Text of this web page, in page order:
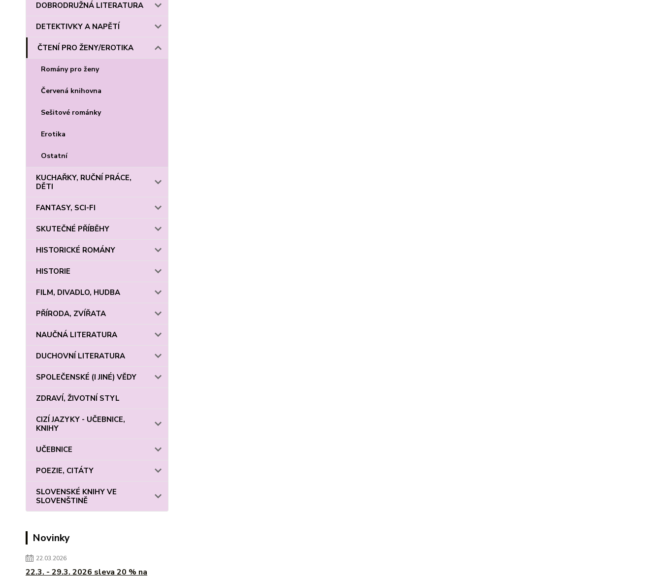
DOBRODRUŽNÁ LITERATURA
DETEKTIVKY A NAPĚTÍ
ČTENÍ PRO ŽENY/EROTIKA
Romány pro ženy
Červená knihovna
Sešitové románky
Erotika
Ostatní
KUCHAŘKY, RUČNÍ PRÁCE,
DĚTI
FANTASY, SCI-FI
SKUTEČNÉ PŘÍBĚHY
HISTORICKÉ ROMÁNY
HISTORIE
FILM, DIVADLO, HUDBA
PŘÍRODA, ZVÍŘATA
NAUČNÁ LITERATURA
DUCHOVNÍ LITERATURA
SPOLEČENSKÉ (I JINÉ) VĚDY
ZDRAVÍ, ŽIVOTNÍ STYL
CIZÍ JAZYKY - UČEBNICE,
KNIHY
UČEBNICE
POEZIE, CITÁTY
SLOVENSKÉ KNIHY VE
SLOVENŠTINĚ
Novinky
22.03.2026
22.3. - 29.3. 2026 sleva 20 % na